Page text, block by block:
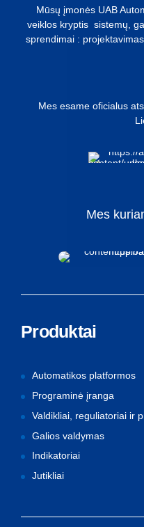
Mūsų įmonės UAB
veiklos kryptis sistemų,
sprendimai :
Mes esame oficialus
Mes
Produktai
Automatikos platformos
Programinė įranga
Valdikliai, reguliatoriai ir
Galios valdymas
Indikatoriai
Jutikliai